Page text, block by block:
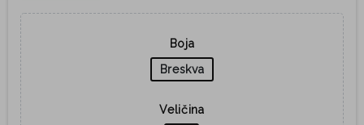
Boja
Breskva
Veličina